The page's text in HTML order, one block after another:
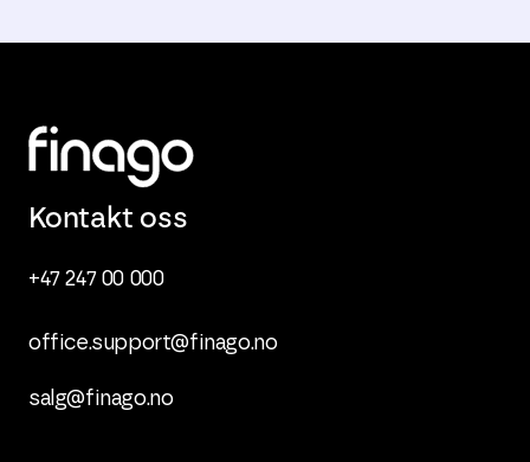
Kontakt oss
+47 247 00 000
office.support@finago.no
salg@finago.no